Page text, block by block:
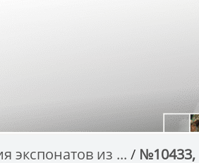
экспонатов из ... №10433,